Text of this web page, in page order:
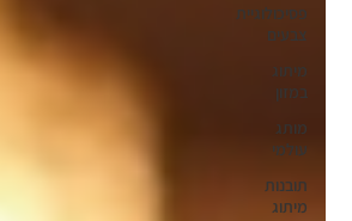
פסיכולוגיית
צבעים
מיתוג
במזון
מותג
עולמי
תובנות
מיתוג